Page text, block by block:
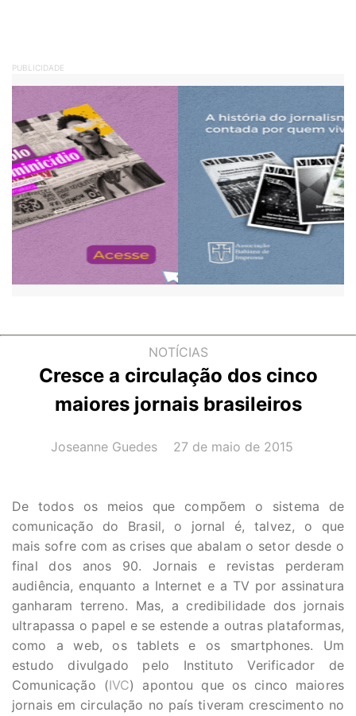
PUBLICIDADE
NOTÍCIAS
Cresce a circulação dos cinco
maiores jornais brasileiros
AUTOR(A):
Joseanne Guedes DATA:
27 de maio de 2015
De todos os meios que compõem o sistema de
comunicação do Brasil, o jornal é, talvez, o que
mais sofre com as crises que abalam o setor desde o
final dos anos 90. Jornais e revistas perderam
audiência, enquanto a Internet e a TV por assinatura
ganharam terreno. Mas, a credibilidade dos jornais
ultrapassa o papel e se estende a outras plataformas,
como a web, os tablets e os smartphones. Um
estudo divulgado pelo Instituto Verificador de
Comunicação (IVC) apontou que os cinco maiores
jornais em circulação no país tiveram crescimento no